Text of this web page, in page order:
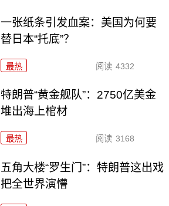
一张纸条引发血案：美国为何要
替日本“托底”？
最热 阅读 4332
特朗普“黄金舰队”：2750亿美金
堆出海上棺材
最热 阅读 3168
五角大楼“罗生门”：特朗普这出戏
把全世界演懵